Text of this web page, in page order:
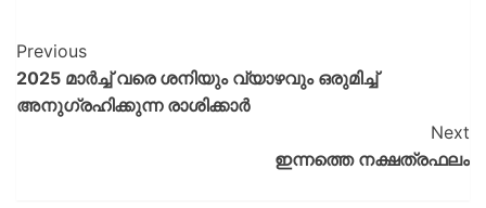
Previous
2025 മാർച്ച് വരെ ശനിയും വ്യാഴവും ഒരുമിച്ച്
അനുഗ്രഹിക്കുന്ന രാശിക്കാർ
Next
ഇന്നത്തെ നക്ഷത്രഫലം